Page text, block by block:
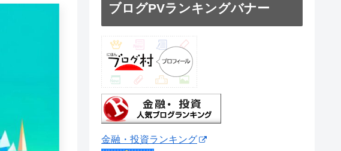
ブログPVランキングバナー
金融・投資ランキング